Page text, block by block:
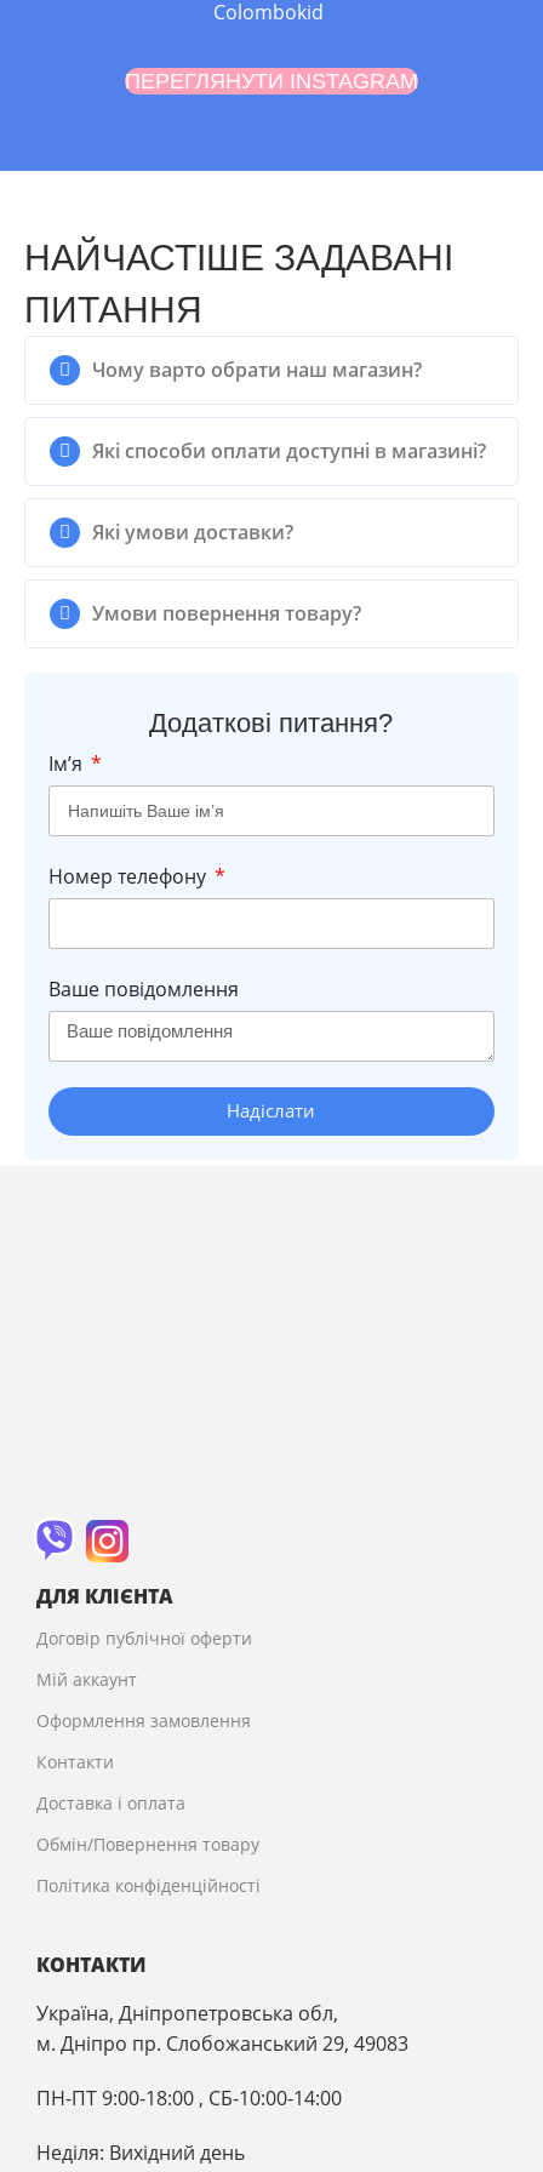
Colombokid
ПЕРЕГЛЯНУТИ INSTAGRAM
НАЙЧАСТІШЕ ЗАДАВАНІ
ПИТАННЯ
Чому варто обрати наш магазин?
Які способи оплати доступні в магазині?
Які умови доставки?
Умови повернення товару?
Додаткові питання?
Імʼя
Номер телефону
Ваше повідомлення
Надіслати
ДЛЯ КЛІЄНТА
Договір публічної оферти
Мій аккаунт
Оформлення замовлення
Контакти
Доставка і оплата
Обмін/Повернення товару
Політика конфіденційності
КОНТАКТИ
Україна, Дніпропетровська обл,
м. Дніпро пр. Слобожанський 29, 49083
ПН-ПТ 9:00-18:00 , CБ-10:00-14:00
Неділя: Вихідний день